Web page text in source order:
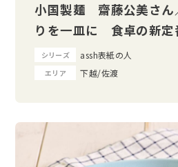
小国製麺 齋藤公美さん
りを一皿に 食卓の新定
シリーズ assh表紙の人
エリア 下越/佐渡